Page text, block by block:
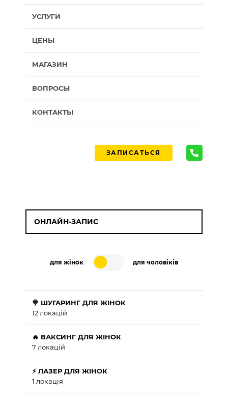
УСЛУГИ
ЦЕНЫ
МАГАЗИН
ВОПРОСЫ
КОНТАКТЫ
ЗАПИСАТЬСЯ
ОНЛАЙН-ЗАПИС
для жінок для чоловіків
🍭 ШУГАРИНГ ДЛЯ ЖІНОК
12 локацій
🔥 ВАКСИНГ ДЛЯ ЖІНОК
7 локацій
⚡ ЛАЗЕР ДЛЯ ЖІНОК
1 локація